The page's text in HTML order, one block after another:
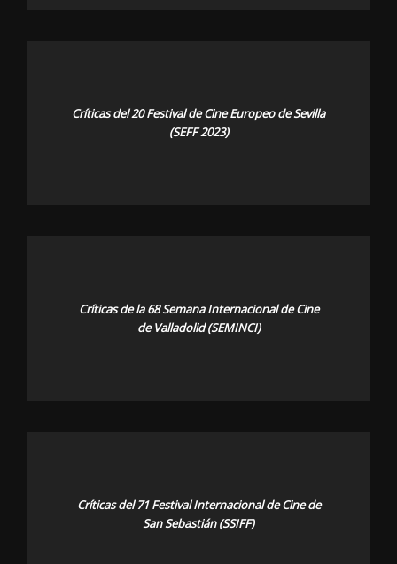
Críticas del 20 Festival de Cine Europeo de Sevilla
(SEFF 2023)
Críticas de la 68 Semana Internacional de Cine
de Valladolid (SEMINCI)
Críticas del 71 Festival Internacional de Cine de
San Sebastián (SSIFF)